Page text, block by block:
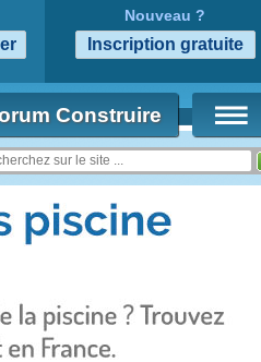
Nouveau ?
Construire